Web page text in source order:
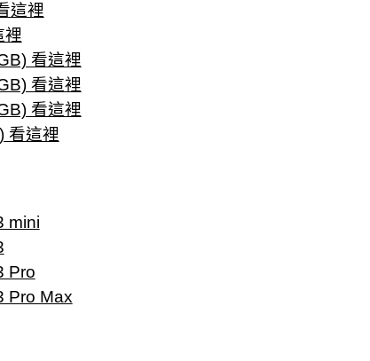
這裡
裡
看這裡
看這裡
看這裡
看這裡
mini
Pro
Pro Max